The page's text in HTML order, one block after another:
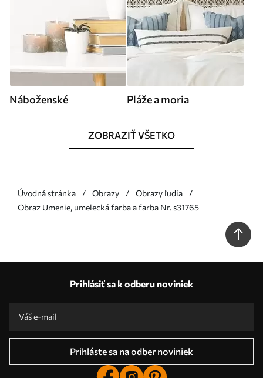
Náboženské Pláže a moria
ZOBRAZIŤ VŠETKO
Úvodná stránka Obrazy
Obrazy ľudia
Obraz Umenie, umelecká farba a farba Nr. s31765
Prihlásiť sa k odberu noviniek
Prihláste sa na odber noviniek